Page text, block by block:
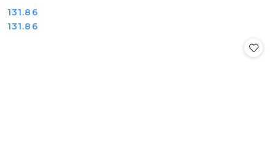
Cena:
131.86
Cena:
131.86